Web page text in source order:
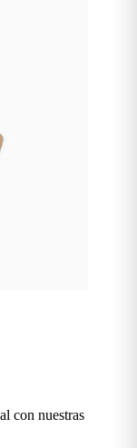
con nuestras